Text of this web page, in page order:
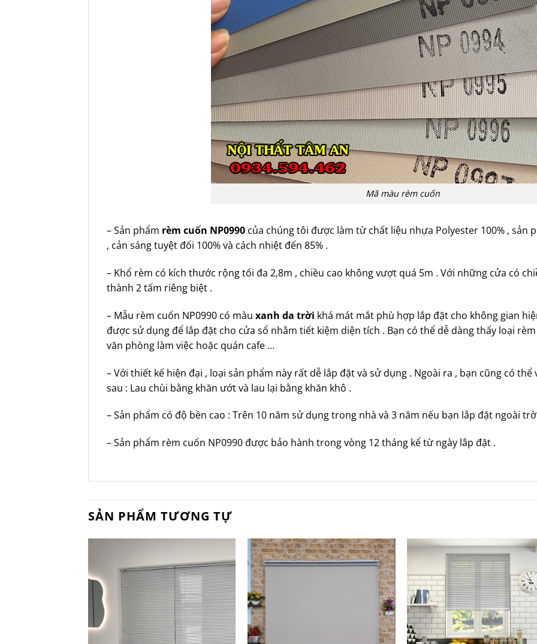
Mã màu rèm cuốn
– Sản phẩm rèm cuốn NP0990 của chúng tôi được làm từ chất liệu nhựa Polyester 100% , sản
, cản sáng tuyệt đối 100% và cách nhiệt đến 85% .
– Khổ rèm có kích thước rộng tối đa 2,8m , chiều cao không vượt quá 5m . Với những cửa có
thành 2 tấm riêng biệt .
– Mẫu rèm cuốn NP0990 có màu xanh da trời khá mát mắt phù hợp lắp đặt cho không gian
được sử dụng để lắp đặt cho cửa sổ nhằm tiết kiệm diện tích . Bạn có thể dễ dàng thấy loại
văn phòng làm việc hoặc quán cafe …
– Với thiết kế hiện đại , loại sản phẩm này rất dễ lắp đặt và sử dụng . Ngoài ra , bạn cũng có
sau : Lau chùi bằng khăn ướt và lau lại bằng khăn khô .
– Sản phẩm có độ bền cao : Trên 10 năm sử dụng trong nhà và 3 năm nếu bạn lắp đặt ngoài
– Sản phẩm rèm cuốn NP0990 được bảo hành trong vòng 12 tháng kể từ ngày lắp đặt .
SẢN PHẨM TƯƠNG TỰ